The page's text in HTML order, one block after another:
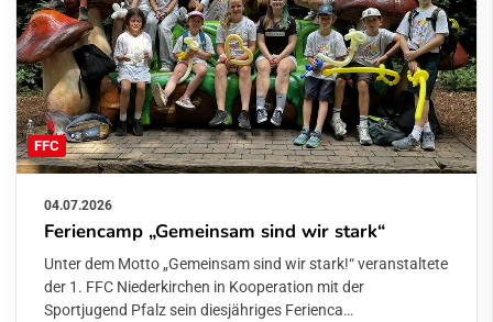
FFC
04.07.2026
Feriencamp „Gemeinsam sind wir stark“
Unter dem Motto „Gemeinsam sind wir stark!“ veranstaltete
der 1. FFC Niederkirchen in Kooperation mit der
Sportjugend Pfalz sein diesjähriges Ferienca…